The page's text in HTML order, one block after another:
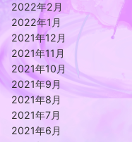
2022年2月
2022年1月
2021年12月
2021年11月
2021年10月
2021年9月
2021年8月
2021年7月
2021年6月